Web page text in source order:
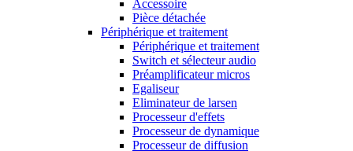
Accessoire
Pièce détachée
Périphérique et traitement
Périphérique et traitement
Switch et sélecteur audio
Préamplificateur micros
Egaliseur
Eliminateur de larsen
Processeur d'effets
Processeur de dynamique
Processeur de diffusion